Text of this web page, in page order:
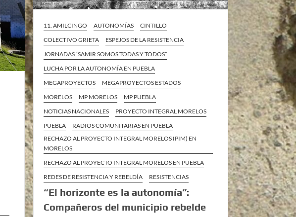
11. AMILCINGO AUTONOMÍAS
CINTILLO
COLECTIVO GRIETA
ESPEJOS DE LA RESISTENCIA
JORNADAS “SAMIR SOMOS TODAS Y TODOS”
LUCHA POR LA AUTONOMÍA EN PUEBLA
MEGAPROYECTOS
MEGAPROYECTOS ESTADOS
MORELOS
MP MORELOS
MP PUEBLA
NOTICIAS NACIONALES
PROYECTO INTEGRAL MORELOS
PUEBLA
RADIOS COMUNITARIAS EN PUEBLA
RECHAZO AL PROYECTO INTEGRAL MORELOS (PIM) EN
MORELOS
RECHAZO AL PROYECTO INTEGRAL MORELOS EN PUEBLA
REDES DE RESISTENCIA Y REBELDÍA
RESISTENCIAS
“El horizonte es la autonomía”:
Compañeros del municipio rebelde